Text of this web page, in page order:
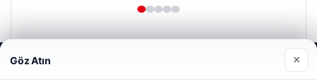
Web sitemizi nasıl kullandığınızı daha iyi anlayabilmek,
deneyiminizi kişiselleştirmek ve geliştirmek amacıyla çerezler
Göz Atın ×